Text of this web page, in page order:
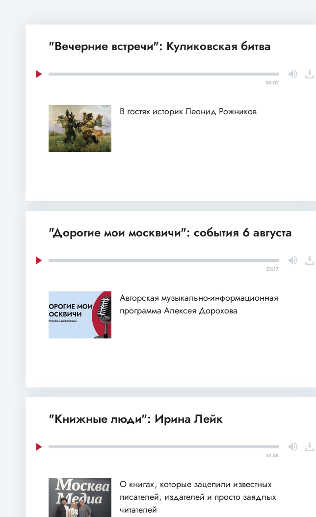
"Вечерние встречи": Куликовская битва
50:02
В гостях историк Леонид Рожников
"Дорогие мои москвичи": события 6 августа
53:17
Авторская музыкально-информационная
программа Алексея Дорохова
"Книжные люди": Ирина Лейк
51:38
О книгах, которые зацепили известных
писателей, издателей и просто заядлых
читателей